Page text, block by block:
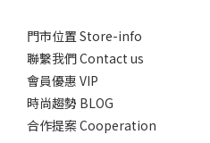
門市位置 Store-info
聯繫我們 Contact us
會員優惠 VIP
時尚趨勢 BLOG
合作提案 Cooperation